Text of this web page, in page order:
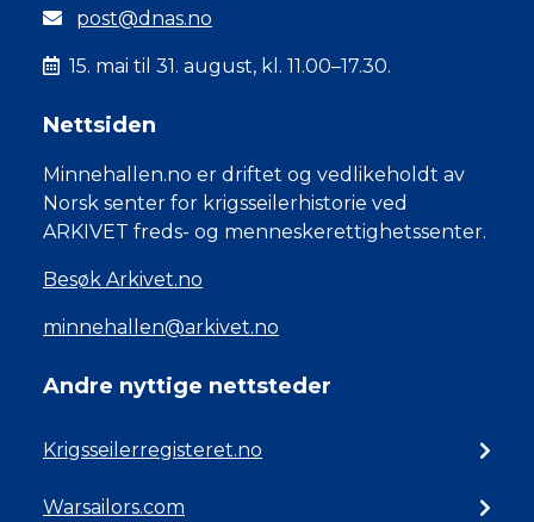
post@dnas.no
15. mai til 31. august, kl. 11.00–17.30.
Nettsiden
Minnehallen.no er driftet og vedlikeholdt av
Norsk senter for krigsseilerhistorie ved
ARKIVET freds- og menneskerettighetssenter.
Besøk Arkivet.no
minnehallen@arkivet.no
Andre nyttige nettsteder
Krigsseilerregisteret.no
Warsailors.com